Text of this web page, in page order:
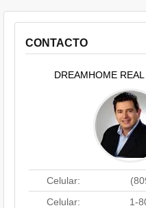
CONTACTO
DREAMHOME REAL
Celular:
Celular:
1-